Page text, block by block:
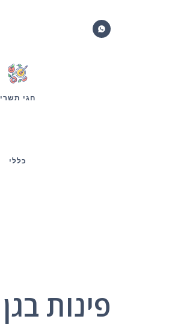
חגי תשרי
כללי
פינות בגן